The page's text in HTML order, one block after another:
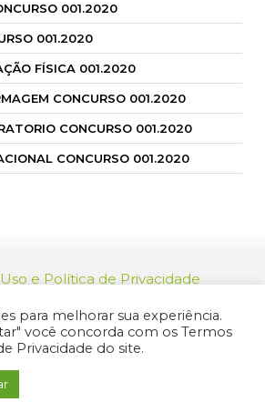
001.2020
001.2020
FÍSICA 001.2020
CONCURSO 001.2020
CONCURSO 001.2020
CONCURSO 001.2020
e Política de Privacidade
0001-83 | (12) 3955-9000
dos Três Poderes, 73 - Centro -
SP - CEP 12327-170
para melhorar sua experiência.
você concorda com os Termos
Privacidade do site.